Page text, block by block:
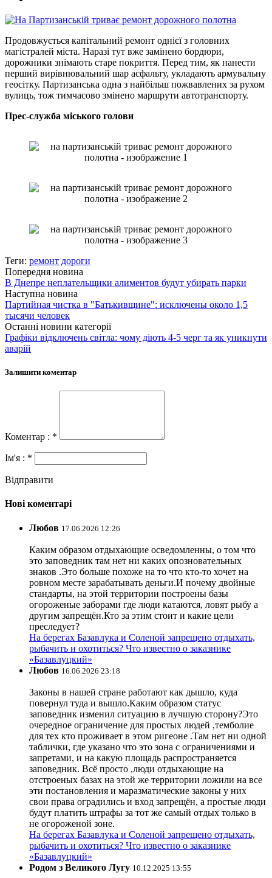
Продовжується капітальний ремонт однієї з головних
магістралей міста. Наразі тут вже замінено бордюри,
дорожники знімають старе покриття. Перед тим, як нанести
перший вирівнювальний шар асфальту, укладають армувальну
геосітку. Партизанська одна з найбільш пожвавлених за рухом
вулиць, тож тимчасово змінено маршрути автотранспорту.
Прес-служба міського голови
Теги: ремонт дороги
Попередня новина
В Днепре неплательщики алиментов будут убирать парки
Наступна новина
Партийная чистка в "Батькивщине": исключены около 1,5
тысячи человек
Останні новини категорії
Графіки відключень світла: чому діють 4-5 черг та як уникнути
аварій
Залишити коментар
Коментар : *
Ім'я : *
Відправити
Нові коментарі
Любов 17.06.2026 12:26
Каким образом отдыхающие осведомленны, о том что
это заповедник там нет ни каких опозновательных
знаков .Это больше похоже на то что кто-то хочет на
ровном месте зарабатывать деньги.И почему двойные
стандарты, на этой территории построены базы
огороженые заборами где люди катаются, ловят рыбу а
другим запрещён.Кто за этим стоит и какие цели
преследует?
На берегах Базавлука и Соленой запрещено отдыхать,
рыбачить и охотиться? Что известно о заказнике
«Базавлуцкий»
Любов 16.06.2026 23:18
Законы в нашей стране работают как дышло, куда
повернул туда и вышло.Каким образом статус
заповедник изменил ситуацию в лучшую сторону?Это
очередное ограничение для простых людей ,темболие
для тех кто проживает в этом ригеоне .Там нет ни одной
таблички, где указано что это зона с ограничениями и
запретами, и на какую площадь распространяется
заповедник. Всё просто ,люди отдыхающие на
отстроеных базах на этой же территории ложили на все
эти постановления и маразматические законы у них
свои права оградились и вход запрещён, а простые люди
будут платить штрафы за тот же самый отдых только в
не огороженой зоне.
На берегах Базавлука и Соленой запрещено отдыхать,
рыбачить и охотиться? Что известно о заказнике
«Базавлуцкий»
Родом з Великого Лугу 10.12.2025 13:55